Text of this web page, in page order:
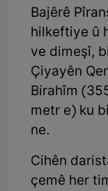
Bajêrê
hilkeftiye û
ve dimeşî,
Çiyayên
Birahîm
metr e) ku
ne.
Cihên
çemê her